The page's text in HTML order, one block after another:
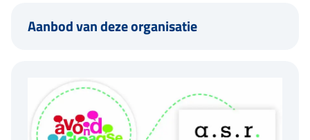
Aanbod van deze organisatie